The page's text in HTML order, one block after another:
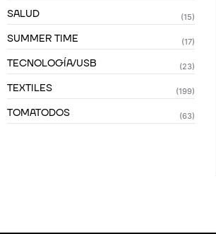
SALUD (15)
SUMMER TIME (17)
TECNOLOGÍA/USB (23)
TEXTILES (199)
TOMATODOS (63)